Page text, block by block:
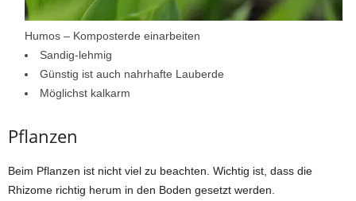
Humos – Komposterde einarbeiten
Sandig-lehmig
Günstig ist auch nahrhafte Lauberde
Möglichst kalkarm
Pflanzen
Beim Pflanzen ist nicht viel zu beachten. Wichtig ist, dass die
Rhizome richtig herum in den Boden gesetzt werden.